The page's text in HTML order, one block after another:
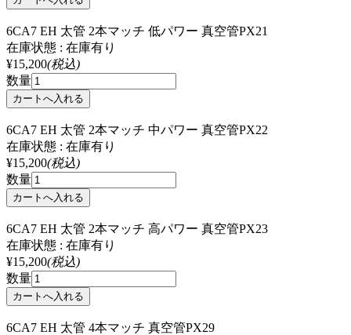
6CA7 EH 太管 2本マッチ 低パワー 真空管PX21
在庫状態 : 在庫有り
¥15,200(税込)
数量
6CA7 EH 太管 2本マッチ 中パワー 真空管PX22
在庫状態 : 在庫有り
¥15,200(税込)
数量
6CA7 EH 太管 2本マッチ 高パワー 真空管PX23
在庫状態 : 在庫有り
¥15,200(税込)
数量
6CA7 EH 太管 4本マッチ 真空管PX29